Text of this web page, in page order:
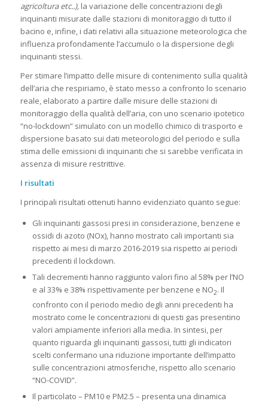
agricoltura etc..),la variazione delle concentrazioni degli
inquinanti misurate dalle stazioni di monitoraggio di tutto il
bacino e, infine, i dati relativi alla situazione meteorologica che
influenza profondamente l’accumulo o la dispersione degli
inquinanti stessi.
Per stimare l’impatto delle misure di contenimento sulla qualità
dell’aria che respiriamo, è stato messo a confronto lo scenario
reale, elaborato a partire dalle misure delle stazioni di
monitoraggio della qualità dell’aria, con uno scenario ipotetico
“no-lockdown” simulato con un modello chimico di trasporto e
dispersione basato sui dati meteorologici del periodo e sulla
stima delle emissioni di inquinanti che si sarebbe verificata in
assenza di misure restrittive.
I risultati
I principali risultati ottenuti hanno evidenziato quanto segue:
Gli inquinanti gassosi presi in considerazione, benzene e
ossidi di azoto (NOx), hanno mostrato cali importanti sia
rispetto ai mesi di marzo 2016-2019 sia rispetto ai periodi
precedenti il lockdown.
Tali decrementi hanno raggiunto valori fino al 58% per l’NO
e al 33% e 38% rispettivamente per benzene e NO2. Il
confronto con il periodo medio degli anni precedenti ha
mostrato come le concentrazioni di questi gas presentino
valori ampiamente inferiori alla media. In sintesi, per
quanto riguarda gli inquinanti gassosi, tutti gli indicatori
scelti confermano una riduzione importante dell’impatto
sulle concentrazioni atmosferiche, rispetto allo scenario
“NO-COVID”.
Il particolato – PM10 e PM2.5 – presenta una dinamica